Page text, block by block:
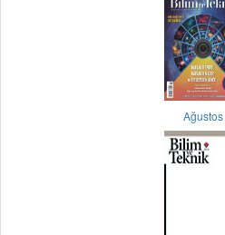
Ağustos